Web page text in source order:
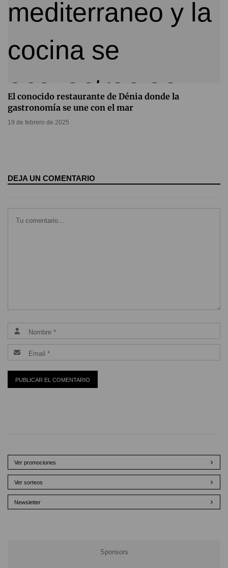
El conocido restaurante de Dénia donde la
gastronomía se une con el mar
19 de febrero de 2025
DEJA UN COMENTARIO
Ver promociones
Ver sorteos
Newsletter